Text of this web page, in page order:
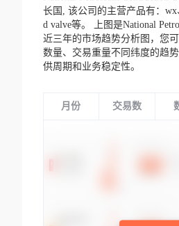
长国, 该公司的主营产品有：wx
d valve等。
上图是National
近三年的市场趋势分析图，您
数量、交易重量不同纬度的趋
供周期和业务稳定性。
月份 交易数